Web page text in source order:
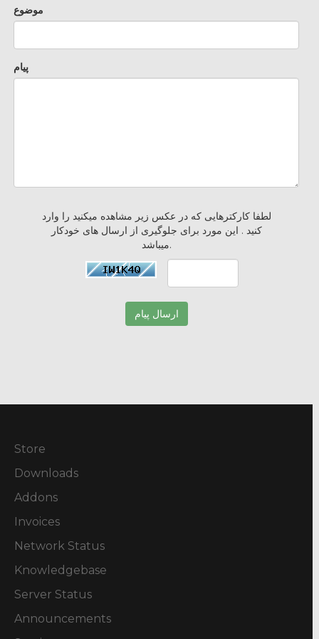
موضوع
پیام
لطفا کارکترهایی که در عکس زیر مشاهده میکنید را وارد
کنید . این مورد برای جلوگیری از ارسال های خودکار
میباشد.
ارسال پیام
Store
Downloads
Addons
Invoices
Network Status
Knowledgebase
Server Status
Announcements